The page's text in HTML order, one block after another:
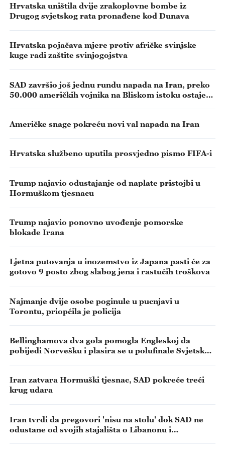
Hrvatska uništila dvije zrakoplovne bombe iz
Drugog svjetskog rata pronađene kod Dunava
Hrvatska pojačava mjere protiv afričke svinjske
kuge radi zaštite svinjogojstva
SAD završio još jednu rundu napada na Iran, preko
50.000 američkih vojnika na Bliskom istoku ostaje
Američke snage pokreću novi val napada na Iran
Hrvatska službeno uputila prosvjedno pismo FIFA-i
Trump najavio odustajanje od naplate pristojbi u
Hormuškom tjesnacu
Trump najavio ponovno uvođenje pomorske
blokade Irana
Ljetna putovanja u inozemstvo iz Japana pasti će za
gotovo 9 posto zbog slabog jena i rastućih troškova
Najmanje dvije osobe poginule u pucnjavi u
Torontu, priopćila je policija
Bellinghamova dva gola pomogla Engleskoj da
pobijedi Norvešku i plasira se u polufinale Svjetskog
Iran zatvara Hormuški tjesnac, SAD pokreće treći
krug udara
Iran tvrdi da pregovori 'nisu na stolu' dok SAD ne
odustane od svojih stajališta o Libanonu i